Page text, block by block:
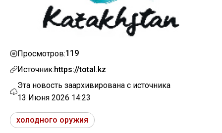
Просмотров:119
Источник:https://total.kz
Эта новость заархивирована с источника
13 Июня 2026 14:23
холодного оружия